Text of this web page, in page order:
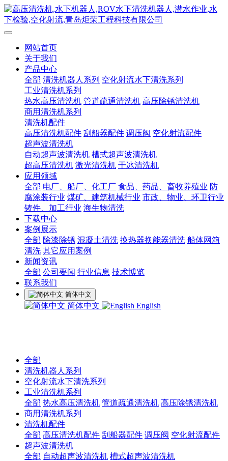
网站首页
关于我们
产品中心
全部 清洗机器人系列 空化射流水下清洗系列
工业清洗机系列
热水高压清洗机 管道疏通清洗机 高压除锈清洗机
商用清洗机系列
清洗机配件
高压清洗机配件 刮船器配件 调压阀 空化射流配件
超声波清洗机
自动超声波清洗机 槽式超声波清洗机
超高压清洗机 激光清洗机 干冰清洗机
应用领域
全部 电厂、船厂、化工厂 食品、药品、畜牧养殖业 防
腐涂装行业 煤矿、建筑机械行业 市政、物业、环卫行业
铸件、加工行业 海生物清洗
下载中心
案例展示
全部 除漆除锈 混凝土清洗 换热器换能器清洗 船体网箱
清洗 其它应用案例
新闻资讯
全部 公司要闻 行业信息 技术博览
联系我们
简体中文
简体中文 English
全部
清洗机器人系列
空化射流水下清洗系列
工业清洗机系列
全部 热水高压清洗机 管道疏通清洗机 高压除锈清洗机
商用清洗机系列
清洗机配件
全部 高压清洗机配件 刮船器配件 调压阀 空化射流配件
超声波清洗机
全部 自动超声波清洗机 槽式超声波清洗机